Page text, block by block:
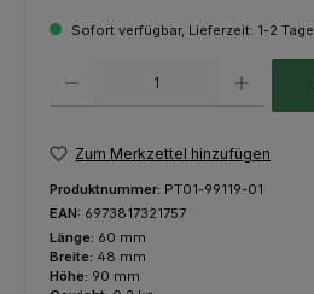
Sofort verfügbar, Lieferzeit: 1-2 Tage
Zum Merkzettel hinzufügen
Produktnummer: PT01-99119-01
EAN: 6973817321757
Länge: 60 mm
Breite: 48 mm
Höhe: 90 mm